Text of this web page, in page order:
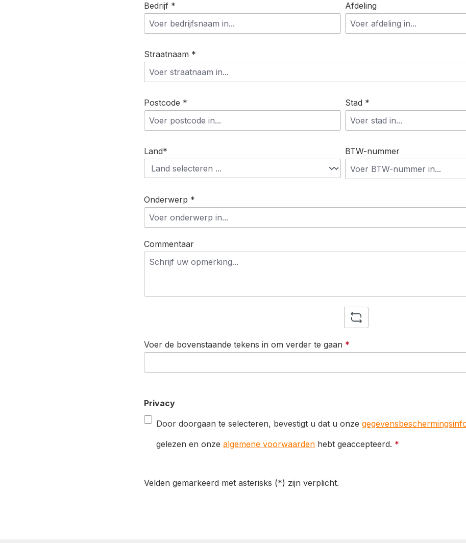
Bedrijf * Afdeling
Straatnaam *
Postcode * Stad *
Land* BTW-nummer
Onderwerp *
Commentaar
Voer de bovenstaande tekens in om verder te gaan *
Privacy
Door doorgaan te selecteren, bevestigt u dat u onze
gelezen en onze algemene voorwaardenhebt geaccepteerd. *
Velden gemarkeerd met asterisks (*) zijn verplicht.